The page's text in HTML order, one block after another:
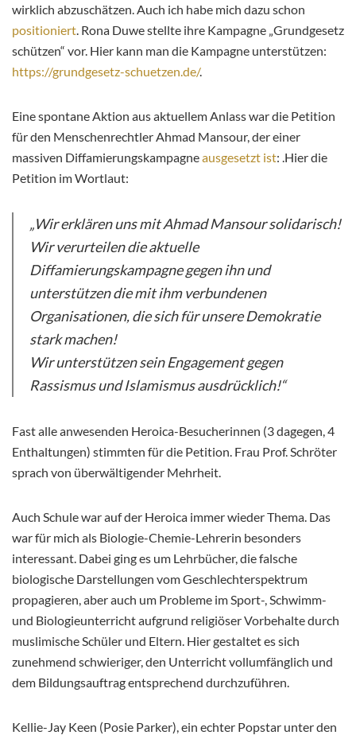
wirklich abzuschätzen. Auch ich habe mich dazu schon
positioniert. Rona Duwe stellte ihre Kampagne „Grundgesetz
schützen“ vor. Hier kann man die Kampagne unterstützen:
https://grundgesetz-schuetzen.de/.
Eine spontane Aktion aus aktuellem Anlass war die Petition
für den Menschenrechtler Ahmad Mansour, der einer
massiven Diffamierungskampagneausgesetzt ist: .Hier die
Petition im Wortlaut:
„Wir erklären uns mit Ahmad Mansour solidarisch!
Wir verurteilen die aktuelle
Diffamierungskampagne gegen ihn und
unterstützen die mit ihm verbundenen
Organisationen, die sich für unsere Demokratie
stark machen!
Wir unterstützen sein Engagement gegen
Rassismus und Islamismus ausdrücklich!“
Fast alle anwesenden Heroica-Besucherinnen (3 dagegen, 4
Enthaltungen) stimmten für die Petition. Frau Prof. Schröter
sprach von überwältigender Mehrheit.
Auch Schule war auf der Heroica immer wieder Thema. Das
war für mich als Biologie-Chemie-Lehrerin besonders
interessant. Dabei ging es um Lehrbücher, die falsche
biologische Darstellungen vom Geschlechterspektrum
propagieren, aber auch um Probleme im Sport-, Schwimm-
und Biologieunterricht aufgrund religiöser Vorbehalte durch
muslimische Schüler und Eltern. Hier gestaltet es sich
zunehmend schwieriger, den Unterricht vollumfänglich und
dem Bildungsauftrag entsprechend durchzuführen.
Kellie-Jay Keen (Posie Parker), ein echter Popstar unter den